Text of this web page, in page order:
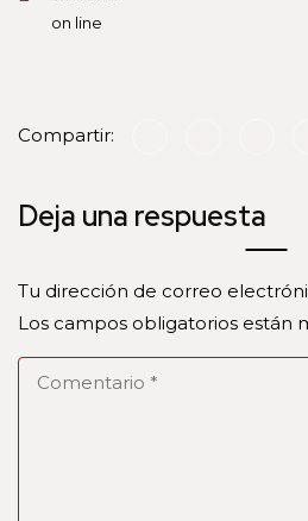
on line
Compartir:
Deja una respuesta
Tu dirección de correo
Los campos obligatorios están